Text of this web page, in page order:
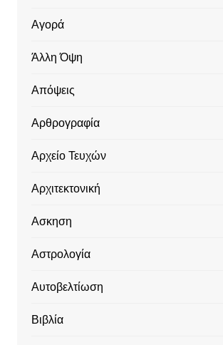
Αγορά
Άλλη Όψη
Απόψεις
Αρθρογραφία
Αρχείο Τευχών
Αρχιτεκτονική
Ασκηση
Αστρολογία
Αυτοβελτίωση
Βιβλία